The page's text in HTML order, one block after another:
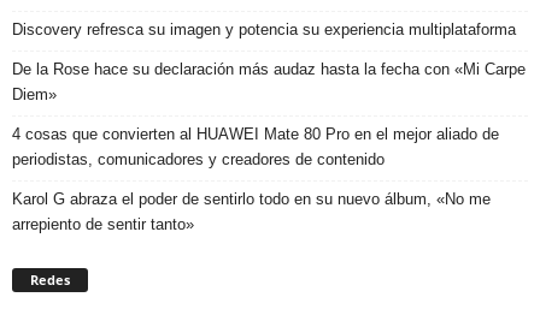
Discovery refresca su imagen y potencia su experiencia multiplataforma
De la Rose hace su declaración más audaz hasta la fecha con «Mi Carpe
Diem»
4 cosas que convierten al HUAWEI Mate 80 Pro en el mejor aliado de
periodistas, comunicadores y creadores de contenido
Karol G abraza el poder de sentirlo todo en su nuevo álbum, «No me
arrepiento de sentir tanto»
Redes